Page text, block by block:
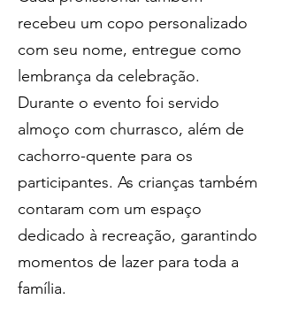
recebeu um copo personalizado
com seu nome, entregue como
lembrança da celebração.
Durante o evento foi servido
almoço com churrasco, além de
cachorro-quente para os
participantes. As crianças também
contaram com um espaço
dedicado à recreação, garantindo
momentos de lazer para toda a
família.